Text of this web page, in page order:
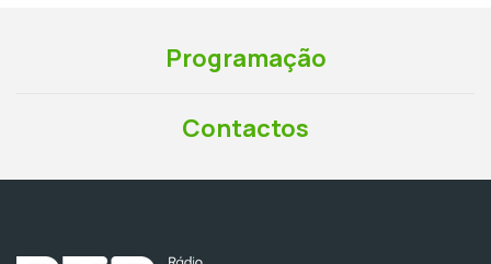
Programação
Contactos